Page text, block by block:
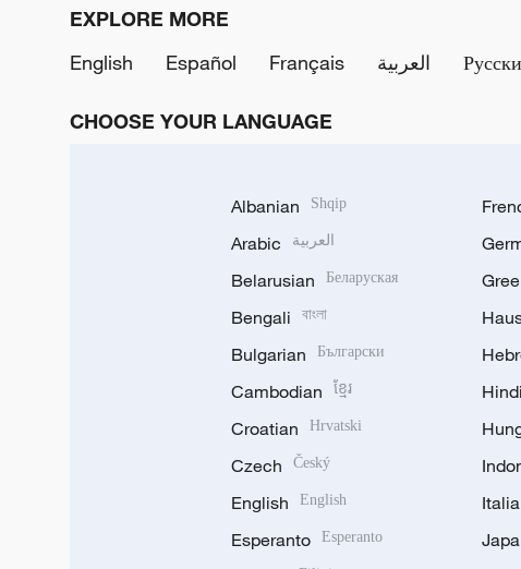
EXPLORE MORE
English
Español Français العربية
CHOOSE YOUR LANGUAGE
Albanian Shqip
Arabic العربية
Belarusian Беларуская
Bengali বাংলা
Bulgarian Български
Cambodian ខ្មែរ
Croatian Hrvatski
Czech Český
English English
Esperanto Esperanto
Hindi